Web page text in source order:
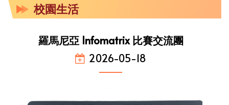
校園生活
羅馬尼亞 Infomatrix 比賽交流團
2026-05-18